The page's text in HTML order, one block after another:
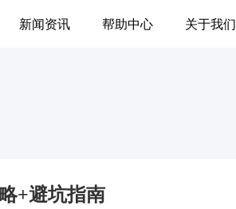
新闻资讯 帮助中心 关于我们
+避坑指南